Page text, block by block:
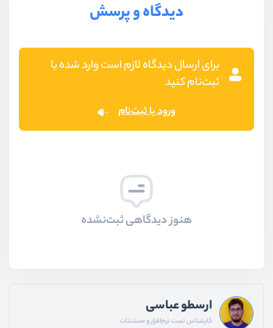
دیدگاه و پرسش
برای ارسال دیدگاه لازم است وارد شده یا
ثبت‌نام کنید
ورود یا ثبت‌نام
هنوز دیدگاهی ثبت‌نشده
ارسطو عباسی
کارشناس تست نرم‌افزار و مستندات